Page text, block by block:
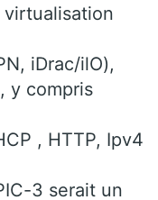
iDrac/ilO),
y compris
, HTTP, Ipv4
3 serait un